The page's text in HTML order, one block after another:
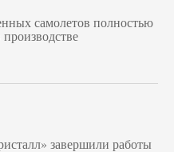
самолетов полностью
производстве
завершили работы